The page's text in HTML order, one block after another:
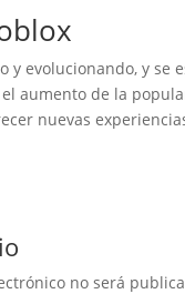
y evolucionando, y
aumento de la
nuevas
no será